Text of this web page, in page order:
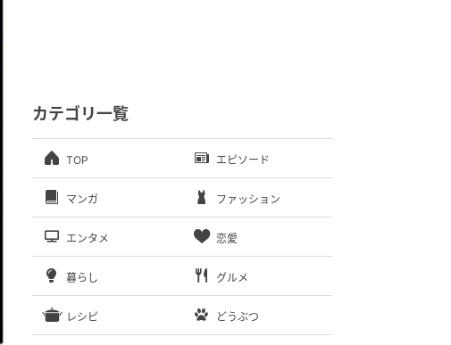
カテゴリ一覧
TOP エピソード
マンガ ファッション
エンタメ 恋愛
暮らし グルメ
レシピ どうぶつ